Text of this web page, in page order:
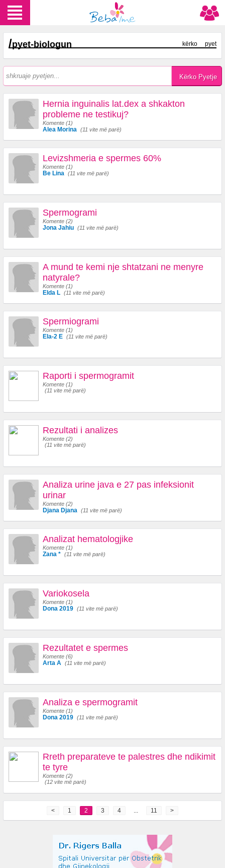
/pyet-biologun kërko pyet
Hernia inguinalis lat.dex a shkakton
probleme ne testikuj?
Komente (1)
Alea Morina (11 vite më parë)
Levizshmeria e spermes 60%
Komente (1)
Be Lina (11 vite më parë)
Spermogrami
Komente (2)
Jona Jahiu (11 vite më parë)
A mund te kemi nje shtatzani ne menyre
natyrale?
Komente (1)
Elda L (11 vite më parë)
Spermiogrami
Komente (1)
Ela-2 E (11 vite më parë)
Raporti i spermogramit
Komente (1)
(11 vite më parë)
Rezultati i analizes
Komente (2)
(11 vite më parë)
Analiza urine java e 27 pas infeksionit
urinar
Komente (2)
Djana Djana (11 vite më parë)
Analizat hematologjike
Komente (1)
Zana * (11 vite më parë)
Variokosela
Komente (1)
Dona 2019 (11 vite më parë)
Rezultatet e spermes
Komente (6)
Arta A (11 vite më parë)
Analiza e spermogramit
Komente (1)
Dona 2019 (11 vite më parë)
Rreth preparateve te palestres dhe ndikimit
te tyre
Komente (2)
(12 vite më parë)
< 1 2 3 4 ... 11 >